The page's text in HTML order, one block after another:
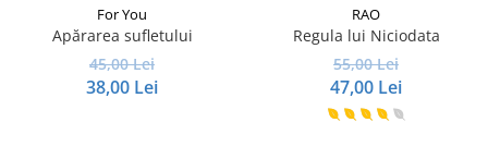
For You
Apărarea sufletului
45,00 Lei
38,00 Lei
RAO
Regula lui Niciodata
55,00 Lei
47,00 Lei